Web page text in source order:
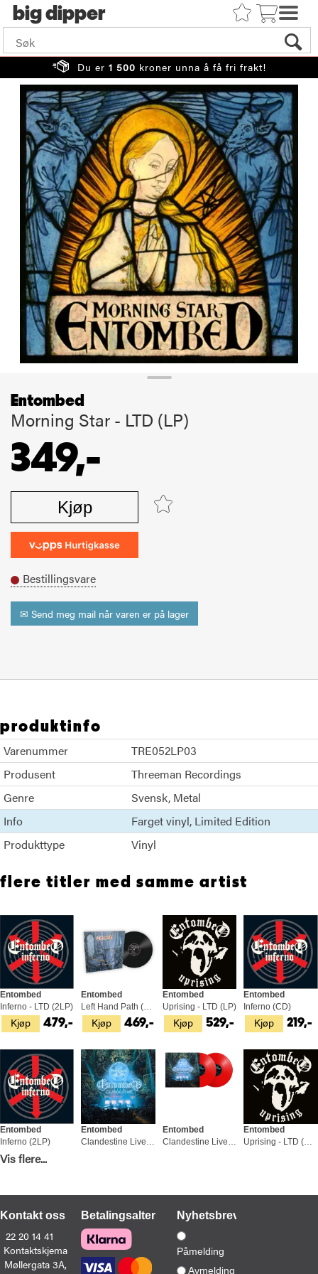
big
Du er 1 500 kroner unna å få fri frakt!
Entombed
Morning Star - LTD (LP)
349,-
Kjøp
Bestillingsvare
✉ Send meg mail når varen er på lager
produktinfo
Varenummer
TRE052LP03
Produsent
Threeman Recordings
Genre
Svensk Metal
Info
Farget vinyl Limited Edition
Produkttype
Vinyl
flere titler med samme artist
Kjøp
Entombed
Inferno - LTD (2LP)
479,- Kjøp
Entombed
Left Hand Path (LP)
469,- Kjøp
Entombed
Uprising - LTD (LP)
529,- Kjøp
Entombed
Inferno (CD)
219,-
Kjøp
Entombed
Inferno (2LP)
449,-
Entombed
Entombed
Entombed
Entombed
Nihilist
Entombed
Vis flere...
Kontakt oss
22 20 14 41
Kontaktskjema
Møllergata 3A,
BetalingsalternativerNyhetsbrev
Påmelding
Avmelding